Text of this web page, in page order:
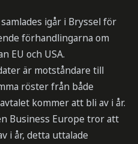
igår i Bryssel för
förhandlingarna om
EU och USA.
är motståndare till
röster från både
kommer att bli av i år.
Business Europe tror att
i år, detta uttalade